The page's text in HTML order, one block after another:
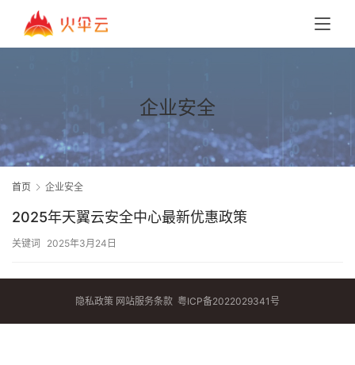
企业安全
首页 企业安全
2025年天翼云安全中心最新优惠政策
关键词 2025年3月24日
隐私政策 网站服务条款 粤ICP备2022029341号